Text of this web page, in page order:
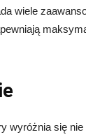
wiele
wyróżnia się